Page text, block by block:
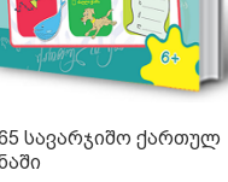
სავარჯიშო ქართულ